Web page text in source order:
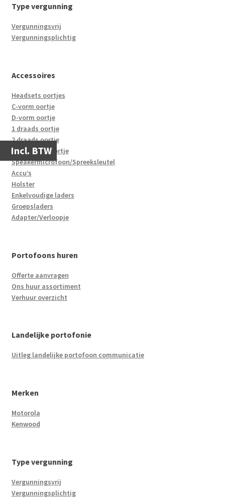
Incl. BTW
Type vergunning
Vergunningsvrij
Vergunningsplichtig
Accessoires
Headsets oortjes
C-vorm oortje
D-vorm oortje
1 draads oortje
2 draads oortje
Beveiligingsoortje
Speakermicrofoon/Spreeksleutel
Accu’s
Holster
Enkelvoudige laders
Groepsladers
Adapter/Verloopje
Portofoons huren
Offerte aanvragen
Ons huur assortiment
Verhuur overzicht
Landelijke portofonie
Uitleg landelijke portofoon communicatie
Merken
Motorola
Kenwood
Type vergunning
Vergunningsvrij
Vergunningsplichtig